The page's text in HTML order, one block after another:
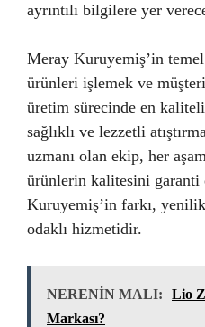
ayrıntılı bilgilere yer
Meray Kuruyemiş’in
ürünleri işlemek ve
üretim sürecinde en
sağlıklı ve lezzetli
uzmanı olan ekip, her
ürünlerin kalitesini garanti
Kuruyemiş’in farkı,
odaklı hizmetidir.
NERENİN MALI:
Lio
Markası?